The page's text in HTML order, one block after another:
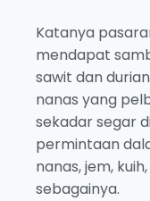
Katanya
mendapat
sawit dan
nanas yang
sekadar segar
permintaan
nanas, jem,
sebagainya.